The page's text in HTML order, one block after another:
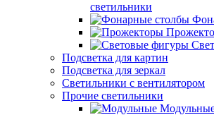
светильники
Подсветка для картин
Подсветка для зеркал
Светильники с вентилятором
Прочие светильники